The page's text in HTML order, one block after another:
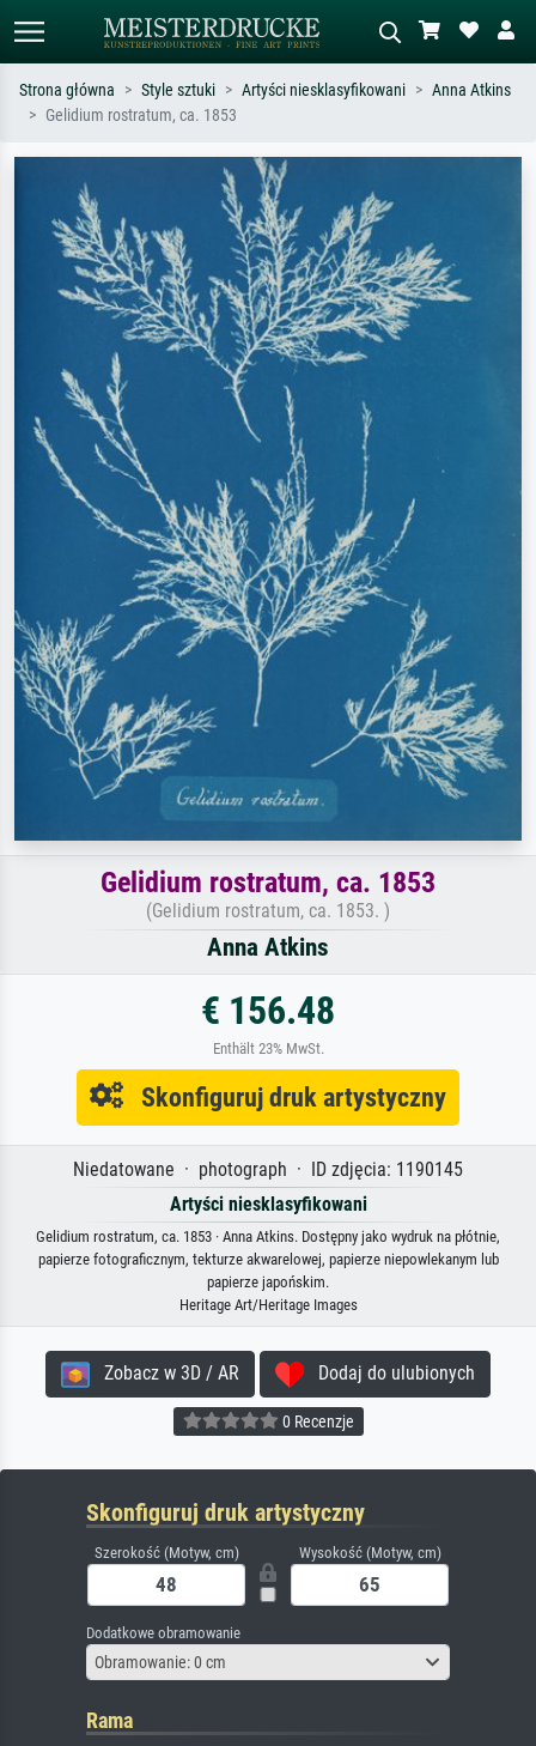
Szukaj wg artysty, tytułu lub stylu – np.
Monet, Gwiaździsta noc,
impresjonizm, fala Hokusaia, akt.
abstrakcja z czerwienią, ciemny olej,
stojący akt obok drzewa.
Strona główna Style sztuki Artyści niesklasyfikowani
Anna Atkins
Gelidium rostratum, ca. 1853
Gelidium rostratum, ca. 1853
(Gelidium rostratum, ca. 1853. )
Anna Atkins
€ 156.48
Enthält 23% MwSt.
Skonfiguruj druk artystyczny
Niedatowane · photograph · ID zdjęcia: 1190145
Artyści niesklasyfikowani
Gelidium rostratum, ca. 1853 · Anna Atkins. Dostępny jako wydruk na płótnie,
papierze fotograficznym, tekturze akwarelowej, papierze niepowlekanym lub
papierze japońskim.
Heritage Art/Heritage Images
Zobacz w 3D / AR Dodaj do ulubionych
0 Recenzje
Skonfiguruj druk artystyczny
Szerokość (Motyw, cm) Wysokość (Motyw, cm)
Dodatkowe obramowanie
Obramowanie: 0 cm
Rama